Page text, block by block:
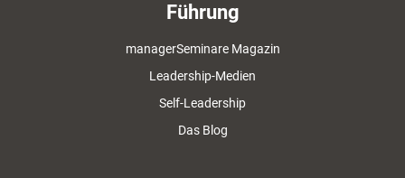
Führung
managerSeminare Magazin
Leadership-Medien
Self-Leadership
Das Blog